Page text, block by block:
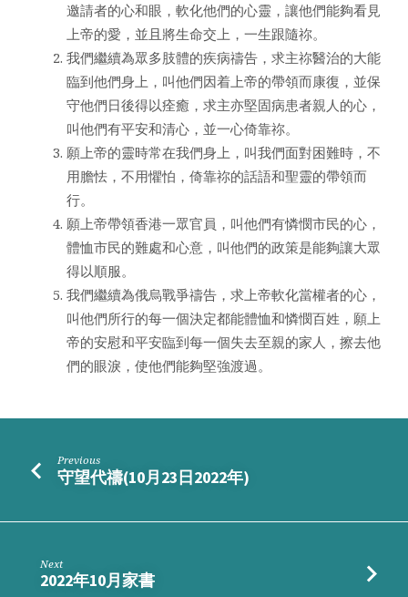
邀請者的心和眼，軟化他們的心靈，讓他們能夠看見
上帝的愛，並且將生命交上，一生跟隨祢。
我們繼續為眾多肢體的疾病禱告，求主祢醫治的大能
臨到他們身上，叫他們因着上帝的帶領而康復，並保
守他們日後得以痊癒，求主亦堅固病患者親人的心，
叫他們有平安和清心，並一心倚靠祢。
願上帝的靈時常在我們身上，叫我們面對困難時，不
用膽怯，不用懼怕，倚靠祢的話語和聖靈的帶領而
行。
願上帝帶領香港一眾官員，叫他們有憐憫市民的心，
體恤市民的難處和心意，叫他們的政策是能夠讓大眾
得以順服。
我們繼續為俄烏戰爭禱告，求上帝軟化當權者的心，
叫他們所行的每一個決定都能體恤和憐憫百姓，願上
帝的安慰和平安臨到每一個失去至親的家人，擦去他
們的眼淚，使他們能夠堅強渡過。
Previous
守望代禱(10月23日2022年)
Next
2022年10月家書